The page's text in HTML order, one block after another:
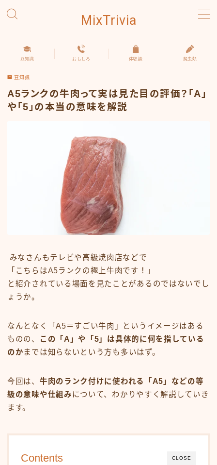
MixTrivia
おもしろ
豆知識 おもしろ 体験談 爬虫類
豆知識
A5ランクの牛肉って実は見た目の評価？「A」
や「5」の本当の意味を解説
みなさんもテレビや高級焼肉店などで
「こちらはA5ランクの極上牛肉です！」
と紹介されている場面を見たことがあるのではないでし
ょうか。
なんとなく「A5＝すごい牛肉」というイメージはある
ものの、
この「A」や「5」は具体的に何を指している
のかまでは知らないという方も多いはず。
今回は、 牛肉のランク付けに使われる「A5」などの等
級の意味や仕組み について、わかりやすく解説していき
ます。
CLOSE
Contents